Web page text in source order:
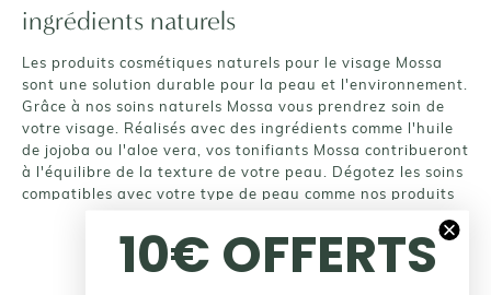
ingrédients naturels
Les produits cosmétiques naturels pour le visage Mossa
sont une solution durable pour la peau et l'environnement.
Grâce à nos soins naturels Mossa vous prendrez soin de
votre visage. Réalisés avec des ingrédients comme l'huile
de jojoba ou l'aloe vera, vos tonifiants Mossa contribueront
à l'équilibre de la texture de votre peau. Dégotez les soins
compatibles avec votre type de peau comme nos produits
chez Mossa, votre marque emblématique de cosmétique
10€ OFFERTS